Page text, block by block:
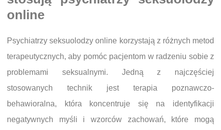
online
Psychiatrzy seksuolodzy online korzystają z różnych metod
terapeutycznych, aby pomóc pacjentom w radzeniu sobie z
problemami seksualnymi. Jedną z najczęściej
stosowanych technik jest terapia poznawczo-
behawioralna, która koncentruje się na identyfikacji
negatywnych myśli i wzorców zachowań, które mogą